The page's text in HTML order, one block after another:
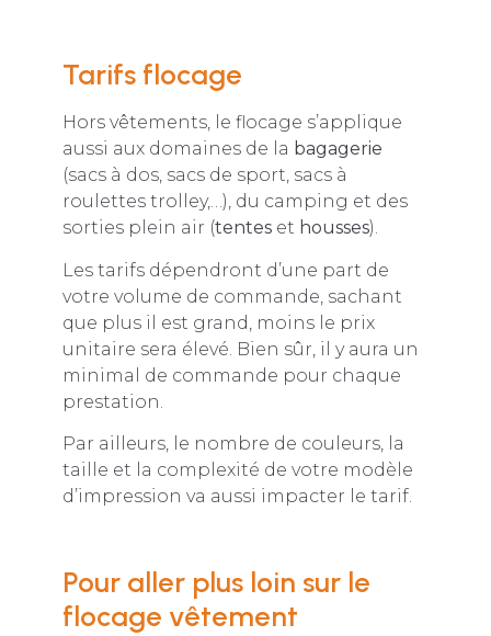
Tarifs flocage
Hors vêtements, le flocage s’applique
aussi aux domaines de la bagagerie
(sacs à dos, sacs de sport, sacs à
roulettes trolley,…), du camping et des
sorties plein air (tenteset housses).
Les tarifs dépendront d’une part de
votre volume de commande, sachant
que plus il est grand, moins le prix
unitaire sera élevé. Bien sûr, il y aura un
minimal de commande pour chaque
prestation.
Par ailleurs, le nombre de couleurs, la
taille et la complexité de votre modèle
d’impression va aussi impacter le tarif.
Pour aller plus loin sur le
flocage vêtement